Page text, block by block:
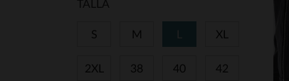
TALLA
S M XL
2XL 38 40 42